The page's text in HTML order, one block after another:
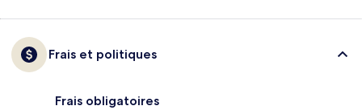
Frais et politiques
Frais obligatoires